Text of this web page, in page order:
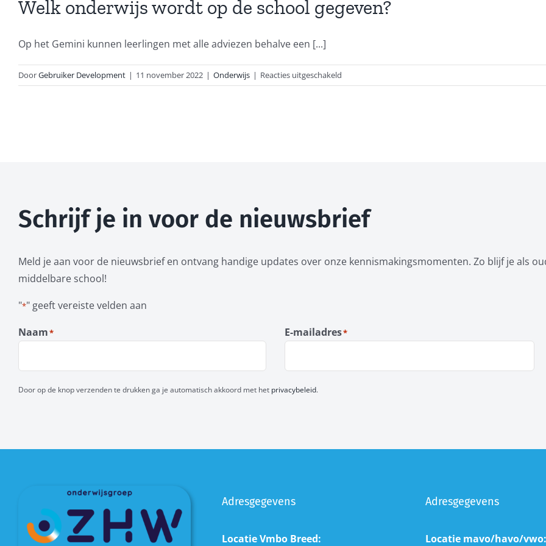
het
Welk onderwijs wordt op de school gegeven?
Op het Gemini kunnen leerlingen met alle adviezen behalve een [...]
DoorGebruiker Development | 11 november 2022 | Onderwijs | Reacties uitgeschakeld
Welk
Schrijf je in voor de nieuwsbrief
Meld je aan voor de nieuwsbrief en ontvang handige updates over onze kennismakingsmomenten. Zo blijf je als
middelbare school!
"*" geeft vereiste velden aan
Naam* E-mailadres*
Door op de knop verzenden te drukken ga je automatisch akkoord met het privacybeleid.
Adresgegevens
Locatie Vmbo Breed:
Adresgegevens
Locatie mavo/havo/vwo: